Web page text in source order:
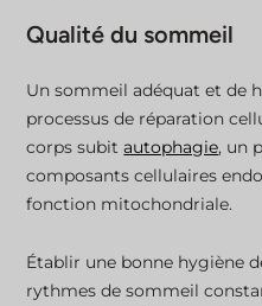
Qualité du sommeil
Un sommeil adéquat et de
processus de réparation
corps subitautophagie, un
composants cellulaires
fonction mitochondriale.
Établir une bonne hygiène
rythmes de sommeil